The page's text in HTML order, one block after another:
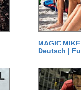
MAGIC
Deutsch |